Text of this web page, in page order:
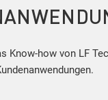
Know-how von LF